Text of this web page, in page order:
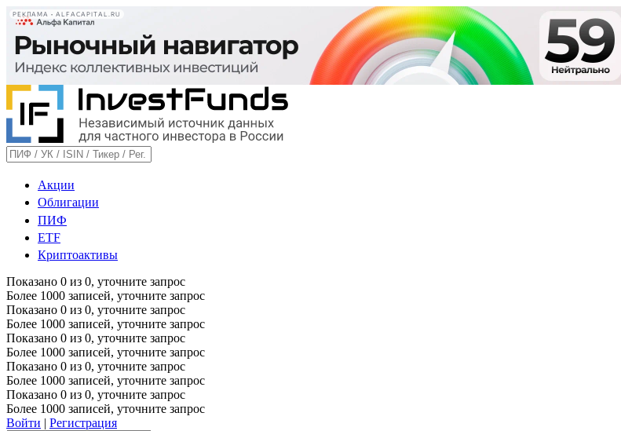
РЕКЛАМА • ALFACAPITAL.RU
Акции
Облигации
ПИФ
ETF
Криптоактивы
Показано 0 из 0, уточните запрос
Более 1000 записей, уточните запрос
Показано 0 из 0, уточните запрос
Более 1000 записей, уточните запрос
Показано 0 из 0, уточните запрос
Более 1000 записей, уточните запрос
Показано 0 из 0, уточните запрос
Более 1000 записей, уточните запрос
Показано 0 из 0, уточните запрос
Более 1000 записей, уточните запрос
Войти | Регистрация